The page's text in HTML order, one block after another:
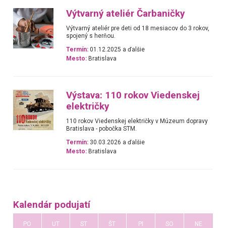
Výtvarný ateliér Čarbaničky
Výtvarný ateliér pre deti od 18 mesiacov do 3 rokov,
spojený s herňou.
Termín: 01.12.2025 a ďalšie
Mesto: Bratislava
Výstava: 110 rokov Viedenskej
električky
110 rokov Viedenskej električky v Múzeum dopravy
Bratislava - pobočka STM.
Termín: 30.03.2026 a ďalšie
Mesto: Bratislava
Kalendár podujatí
PO UT ST ŠT PI SO NE